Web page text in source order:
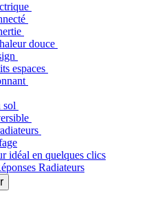
douce
espaces
sol
idéal en quelques clics
Radiateurs